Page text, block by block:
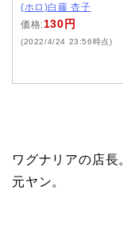
(ホロ)白藤 杏子
価格:130円
(2022/4/24 23:56時点)
ワグナリアの店長
元ヤン。